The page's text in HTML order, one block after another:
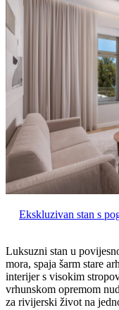
Ekskluzivan stan s
Luksuzni stan u
mora, spaja šarm stare
interijer s visokim
vrhunskom opremom
za rivijerski život na